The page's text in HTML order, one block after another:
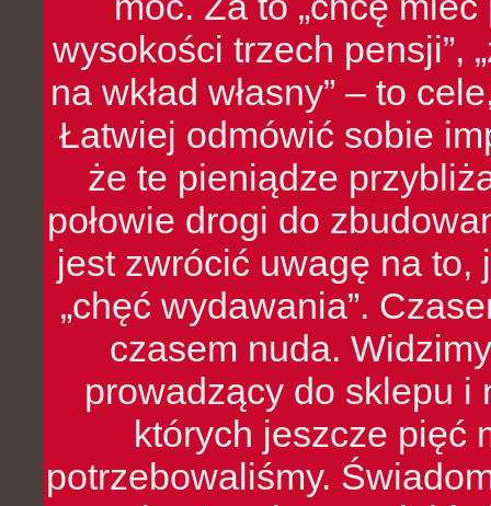
wysokości trzech pensji”,
na wkład własny” – to
Łatwiej odmówić sobie
że te pieniądze
połowie drogi do
jest zwrócić uwagę na to,
„chęć wydawania”.
czasem nuda.
prowadzący do sklepu i
których jeszcze pięć
potrzebowaliśmy.